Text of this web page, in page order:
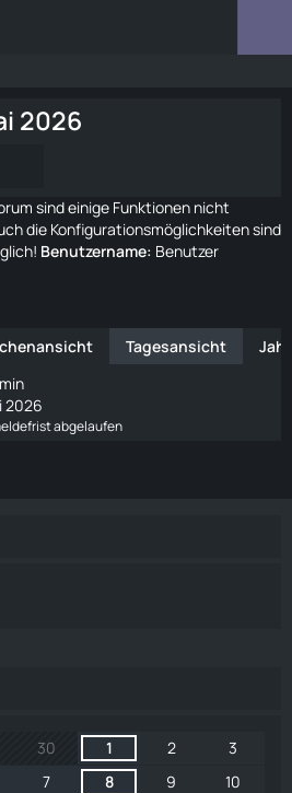
2026
sind einige Funktionen nicht
die Konfigurationsmöglichkeiten sind
Benutzername: Benutzer
Tagesansicht
2026
abgelaufen
30 1 2
3
7 8 9
10